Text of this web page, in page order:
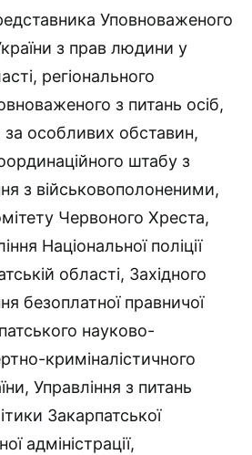
Уповноваженого
з прав людини у
регіонального
з питань осіб,
за особливих обставин,
штабу з
з військовополоненими,
Червоного Хреста,
Національної поліції
області, Західного
безоплатної правничої
науково-
криміналістичного
Управління з питань
Закарпатської
адміністрації,